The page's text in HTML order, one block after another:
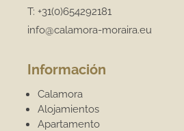
T:+31(0)654292181
info@calamora-moraira.eu
Información
Calamora
Alojamientos
Apartamento